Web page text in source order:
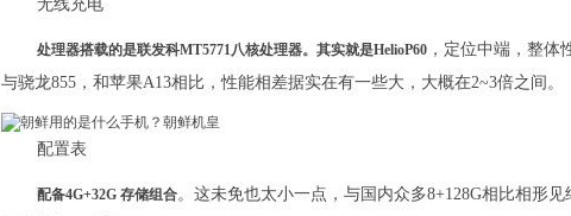
无线充电
处理器搭载的是联发科MT5771八核处理器。其实就是HelioP60 ，定位中端，整体
与骁龙855，和苹果A13相比，性能相差据实在有一些大，大概在2~3倍之间。
配置表
配备4G+32G 存储组合。这未免也太小一点，与国内众多8+128G相比相形